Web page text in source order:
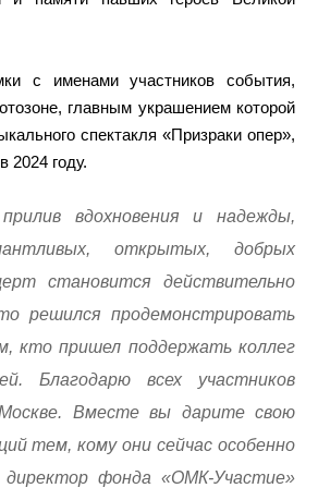
с именами участников события,
главным украшением которой
спектакля «Призраки опер»,
2024 году.
вдохновения и надежды,
открытых, добрых
становится действительно
решился продемонстрировать
кто пришел поддержать коллег
Благодарю всех участников
Вместе вы дарите свою
тем, кому они сейчас особенно
фонда «ОМК-Участие»